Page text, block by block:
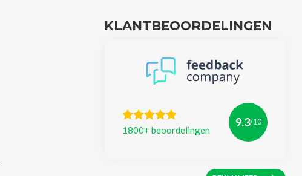
KLANTBEOORDELINGEN
1800+ beoordelingen
9.3/10